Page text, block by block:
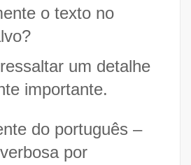
o texto no
um detalhe
importante.
do português –
por